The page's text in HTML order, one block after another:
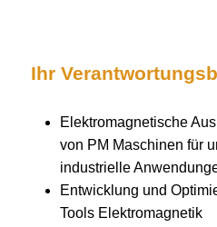
Ihr
Elektromagnetische
von PM Maschinen für
industrielle
Entwicklung und
Tools Elektromagnetik